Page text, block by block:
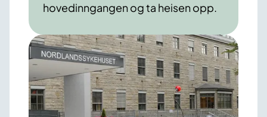
hovedinngangen og ta heisen opp.